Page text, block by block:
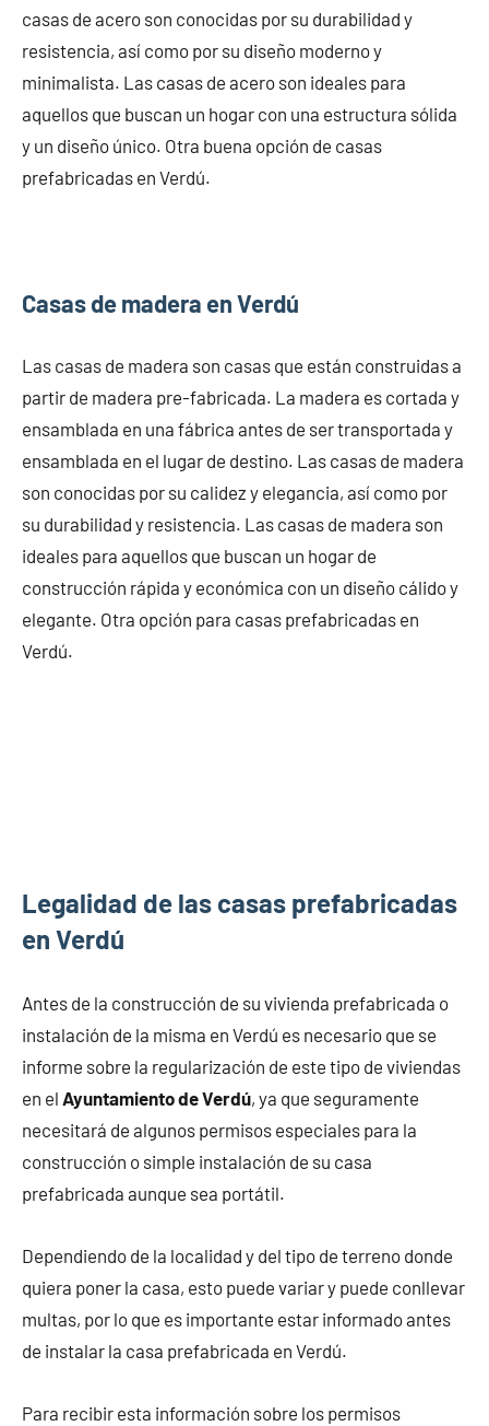
casas de acero son conocidas por su durabilidad y
resistencia, así como por su diseño moderno y
minimalista. Las casas de acero son ideales para
aquellos que buscan un hogar con una estructura sólida
y un diseño único. Otra buena opción de casas
prefabricadas en Verdú.
Casas de madera en Verdú
Las casas de madera son casas que están construidas a
partir de madera pre-fabricada. La madera es cortada y
ensamblada en una fábrica antes de ser transportada y
ensamblada en el lugar de destino. Las casas de madera
son conocidas por su calidez y elegancia, así como por
su durabilidad y resistencia. Las casas de madera son
ideales para aquellos que buscan un hogar de
construcción rápida y económica con un diseño cálido y
elegante. Otra opción para casas prefabricadas en
Verdú.
Legalidad de las casas prefabricadas
en Verdú
Antes de la construcción de su vivienda prefabricada o
instalación de la misma en Verdú es necesario que se
informe sobre la regularización de este tipo de viviendas
en el Ayuntamiento de Verdú, ya que seguramente
necesitará de algunos permisos especiales para la
construcción o simple instalación de su casa
prefabricada aunque sea portátil.
Dependiendo de la localidad y del tipo de terreno donde
quiera poner la casa, esto puede variar y puede conllevar
multas, por lo que es importante estar informado antes
de instalar la casa prefabricada en Verdú.
Para recibir esta información sobre los permisos